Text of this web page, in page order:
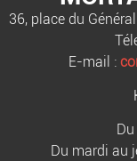
36, place du
E-mail :
Du mardi au